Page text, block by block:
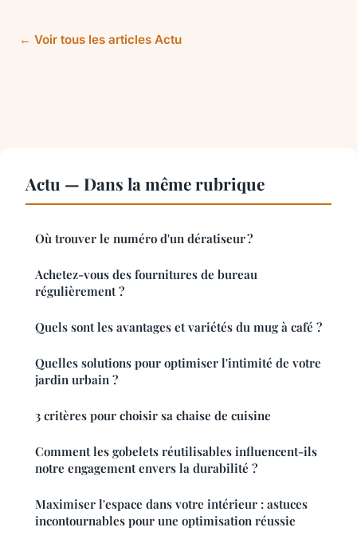
← Voir tous les articles Actu
Actu — Dans la même rubrique
Où trouver le numéro d'un dératiseur ?
Achetez-vous des fournitures de bureau
régulièrement ?
Quels sont les avantages et variétés du mug à café ?
Quelles solutions pour optimiser l'intimité de votre
jardin urbain ?
3 critères pour choisir sa chaise de cuisine
Comment les gobelets réutilisables influencent-ils
notre engagement envers la durabilité ?
Maximiser l'espace dans votre intérieur : astuces
incontournables pour une optimisation réussie